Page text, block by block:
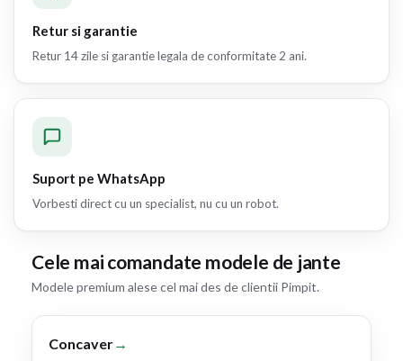
Retur si garantie
Retur 14 zile si garantie legala de conformitate 2 ani.
Suport pe WhatsApp
Vorbesti direct cu un specialist, nu cu un robot.
Cele mai comandate modele de jante
Modele premium alese cel mai des de clientii Pimpit.
Concaver→